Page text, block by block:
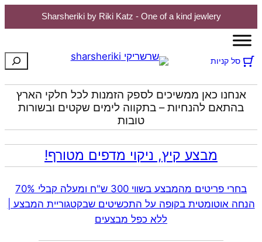
Sharsheriki by Riki Katz - One of a kind jewlery
לדלג
סל קניות חיפוש
אנחנו כאן ממשיכים לספק הזמנות לכל חלקי הארץ
בהתאם להנחיות – בתקווה לימים שקטים ובשורות
טובות
מבצע קיץ, ניקוי מדפים מטורף!
בחרי פריטים מהמבצע בשווי 300 ש"ח ומעלה קבלי 70%
הנחה אוטומטית בקופה על התכשיטים שבקטגוריית המבצע |
ללא כפל מבצעים